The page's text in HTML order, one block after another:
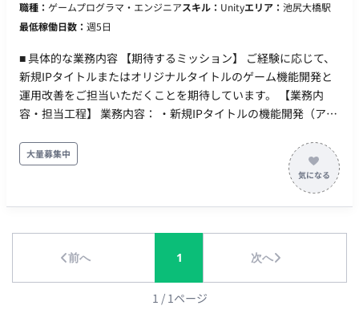
職種： ゲームプログラマ・エンジニアスキル： Unityエリア： 池尻大橋駅
最低稼働日数： 週5日
■ 具体的な業務内容 【期待するミッション】 ご経験に応じて、
新規IPタイトルまたはオリジナルタイトルのゲーム機能開発と
運用改善をご担当いただくことを期待しています。 【業務内
容・担当工程】 業務内容： ・新規IPタイトルの機能開発（アウ
ム中心） ※状況次第ではインゲーム開発もご担当いただく可能
性があります 【開発環境】 ・プログラミング：Unity (C#) ・
イトルにもよりますが、現状は全体で10名程度のチーム内にジ
稼働量：平日週5日 稼働時間：10:00-19:00 ・働き方：一部リ
モート（出社場所：池尻大橋駅から徒歩8分、神泉駅から徒歩9
分） ※出社頻度：月に半分程度 ・交通費：支給 ・時給：
大量募集中
前へ 1 次へ
1 / 1ページ